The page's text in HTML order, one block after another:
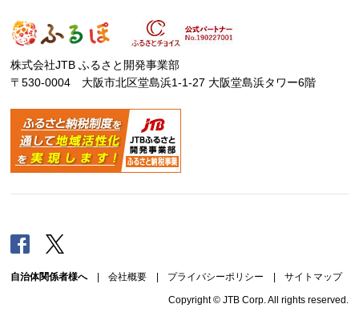
株式会社JTB ふるさと開発事業部
〒530-0004 大阪市北区堂島浜1-1-27 大阪堂島浜タワー6階
Facebook
自治体関係者様へ| 会社概要 プライバシーポリシー サイトマップ
Copyright © JTB Corp. All rights reserved.